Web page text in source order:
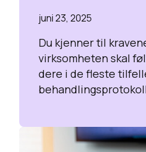
juni 23, 2025
Du kjenner til
virksomheten skal
dere i de fleste